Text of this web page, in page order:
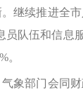
续推进全市
队伍和信
。
部门会同财